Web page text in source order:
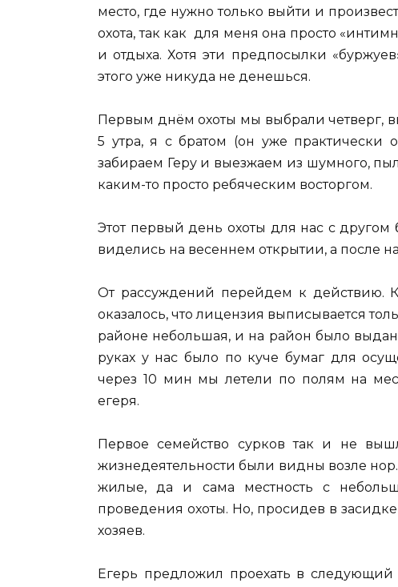
место, где нужно только выйти и
охота, так как для меня она просто
и отдыха. Хотя эти предпосылки
этого уже никуда не денешься.
Первым днём охоты мы выбрали четверг,
5 утра, я с братом (он уже
забираем Геру и выезжаем из шумного,
каким-то просто ребяческим восторгом.
Этот первый день охоты для нас с
виделись на весеннем открытии, а после
От рассуждений перейдем к действию.
оказалось, что лицензия выписывается
районе небольшая, и на район было
руках у нас было по куче бумаг для
через 10 мин мы летели по полям на
егеря.
Первое семейство сурков так и не
жизнедеятельности были видны возле
жилые, да и сама местность с
проведения охоты. Но, просидев в
хозяев.
Егерь предложил проехать в